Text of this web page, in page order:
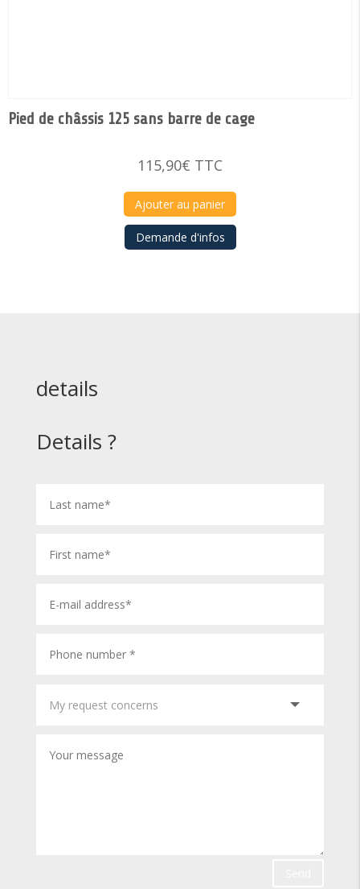
Pied de châssis 125 sans barre de cage
115,90€ TTC
Ajouter au panier
Demande d'infos
details
Details ?